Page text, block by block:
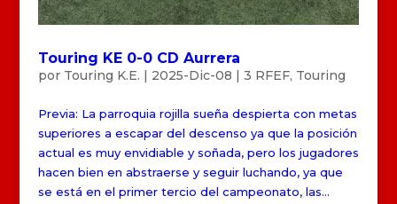
Touring KE 0-0 CD Aurrera
por Touring K.E. | 2025-Dic-08 | 3 RFEF, Touring
Previa: La parroquia rojilla sueña despierta con metas
superiores a escapar del descenso ya que la posición
actual es muy envidiable y soñada, pero los jugadores
hacen bien en abstraerse y seguir luchando, ya que
se está en el primer tercio del campeonato, las...